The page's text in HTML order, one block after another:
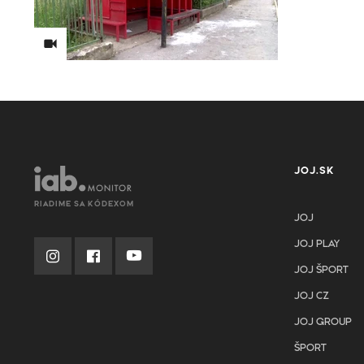
RIADIME SA KÓDEXOM
JOJ.SK
JOJ
JOJ PLAY
JOJ ŠPORT
JOJ CZ
JOJ GROUP
ŠPORT